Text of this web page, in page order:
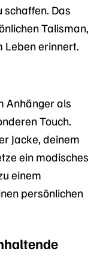
Das
Talisman,
Leben erinnert.
Anhänger als
Touch.
Jacke, deinem
ein modisches
einem
persönlichen